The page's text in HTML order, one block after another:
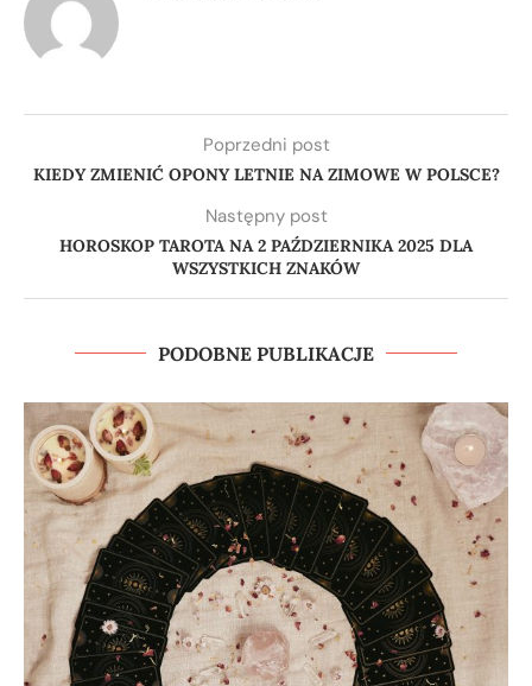
Poprzedni post
KIEDY ZMIENIĆ OPONY LETNIE NA ZIMOWE W POLSCE?
Następny post
HOROSKOP TAROTA NA 2 PAŹDZIERNIKA 2025 DLA
WSZYSTKICH ZNAKÓW
PODOBNE PUBLIKACJE